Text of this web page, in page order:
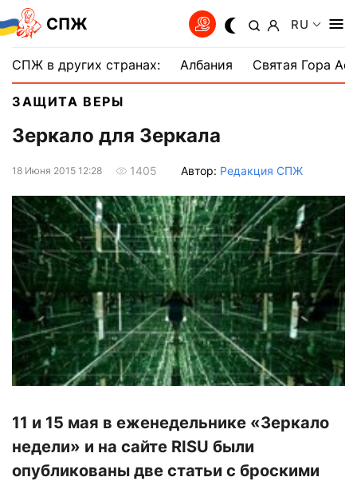
СПЖ RU
СПЖ в других странах: Албания Святая Гора
ЗАЩИТА ВЕРЫ
Зеркало для Зеркала
18 Июня 2015 12:28 1405 Автор: Редакция СПЖ
11 и 15 мая в еженедельнике «Зеркало
недели» и на сайте RISU были
опубликованы две статьи с броскими